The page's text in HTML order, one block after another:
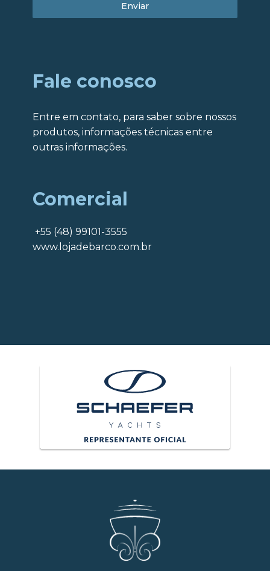
Fale conosco
Entre em contato, para saber sobre nossos
produtos, informações técnicas entre
outras informações.
Comercial
+55 (48) 99101-3555
www.lojadebarco.com.br
Enviar